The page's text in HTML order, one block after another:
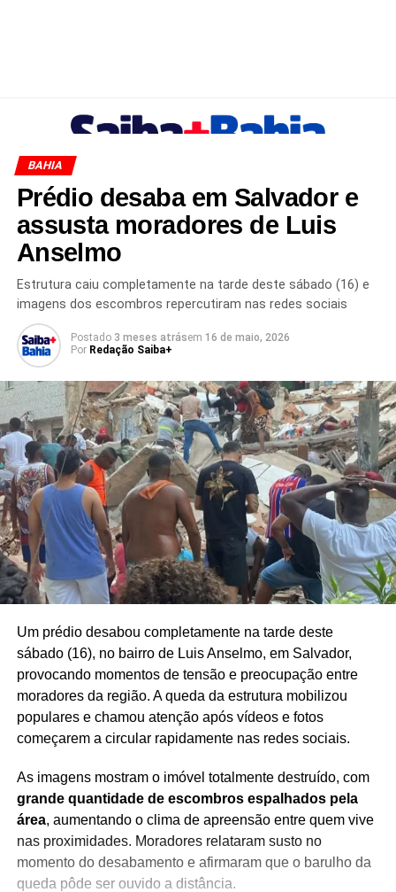
BAHIA
Prédio desaba em Salvador e
assusta moradores de Luis
Anselmo
Estrutura caiu completamente na tarde deste sábado (16) e
imagens dos escombros repercutiram nas redes sociais
Postado 3 meses atrásem 16 de maio, 2026
Por Redação Saiba+
Um prédio desabou completamente na tarde deste
sábado (16), no bairro de Luis Anselmo, em Salvador,
provocando momentos de tensão e preocupação entre
moradores da região. A queda da estrutura mobilizou
populares e chamou atenção após vídeos e fotos
começarem a circular rapidamente nas redes sociais.
As imagens mostram o imóvel totalmente destruído, com
grande quantidade de escombros espalhados pela
área, aumentando o clima de apreensão entre quem vive
nas proximidades. Moradores relataram susto no
momento do desabamento e afirmaram que o barulho da
queda pôde ser ouvido a distância.